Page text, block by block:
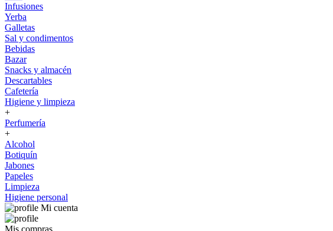
Infusiones
Yerba
Galletas
Sal y condimentos
Bebidas
Bazar
Snacks y almacén
Descartables
Cafetería
Higiene y limpieza
+
Perfumería
+
Alcohol
Botiquín
Jabones
Papeles
Limpieza
Higiene personal
Mi cuenta
Mis compras